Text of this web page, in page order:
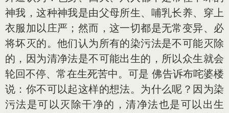
神我，这种神我是由父母所生、哺乳长养、穿上
衣服加以庄严；然而，这一切都是无常变异、必
将坏灭的。他们认为所有的染污法是不可能灭除
的，因为清净法是不可能出生的，所以众生就会
轮回不停、常在生死苦中。可是 佛告诉布咤婆楼
说：你不可以起这样的想法。为什么呢？因为染
污法是可以灭除干净的，清净法也是可以出生